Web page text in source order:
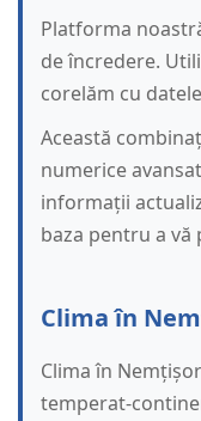
Platforma
de încredere.
corelăm cu
Această
numerice
informații
baza pentru a vă
Clima în
Clima în
temperat-